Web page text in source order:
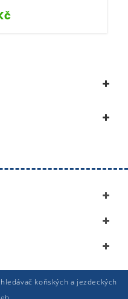
koňských a jezdeckých